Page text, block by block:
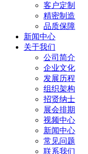
客户定制
精密制造
品质保障
新闻中心
关于我们
公司简介
企业文化
发展历程
组织架构
招贤纳士
展会排期
视频中心
新闻中心
常见问题
联系我们